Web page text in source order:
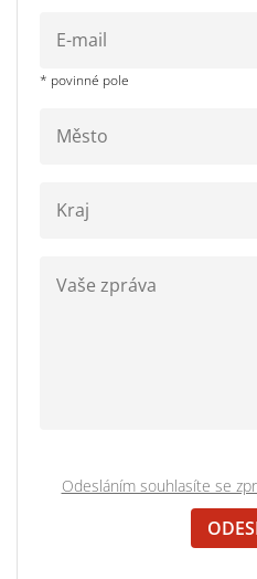
* povinné pole
Odesláním souhlasíte se